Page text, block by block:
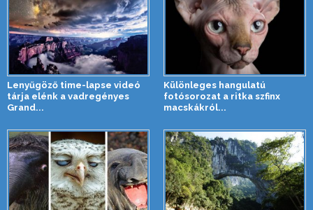
Lenyűgöző time-lapse videó
tárja elénk a vadregényes
Grand...
Különleges hangulatú
fotósorozat a ritka szfinx
macskákról...